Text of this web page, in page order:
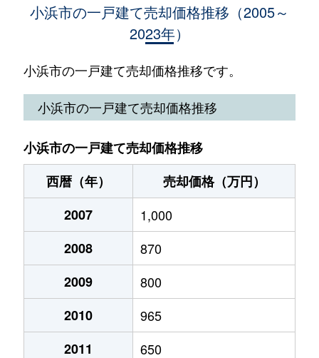
850万円 東小浜
千種
300万円 小浜
東市場
1,500万円 東小浜
小浜市の一戸建て売却価格推移（2005～
2023年）
小浜市の一戸建て売却価格推移です。
小浜市の一戸建て売却価格推移
小浜市の一戸建て売却価格推移
西暦（年）
売却価格（万円）
2007
1,000
2008
870
2009
800
2010
965
2011
650